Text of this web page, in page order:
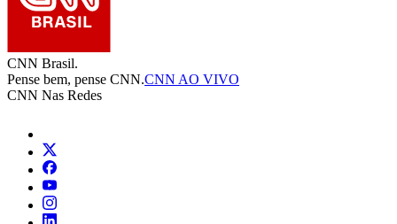
CNN Brasil.
Pense bem, pense CNN.CNN AO VIVO
CNN Nas Redes